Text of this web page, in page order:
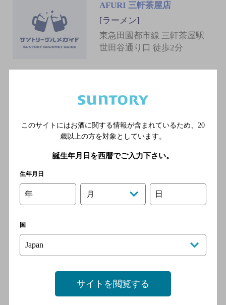
AFURI 三軒茶屋店
[ラーメン]
東急田園都市線 三軒茶屋駅
世田谷通り口 徒歩2分
[焼肉]
東急田園都市線 三軒茶屋駅
／東急世田谷線 三軒茶屋駅
焼肉うしお三軒茶屋
／東急世田谷線 西太子堂駅
／東急世田谷線 若林駅
湖南菜 香辣里
[中華料理]
このサイトにはお酒に関する情報が含まれているため、 20
歳以上の方を対象としています。
誕生年月日を西暦でご入力下さい。
生年月日
年 月 日
国
サイトを閲覧する